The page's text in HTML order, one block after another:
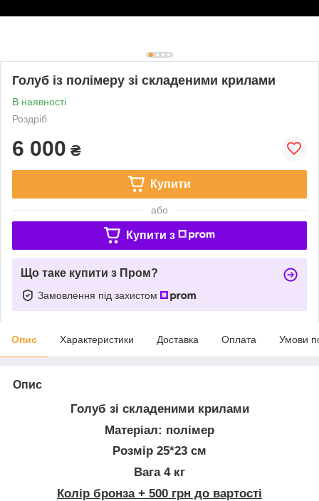
Голуб із полімеру зі складеними крилами
В наявності
Роздріб
6 000 ₴
Купити
або
Купити з
Що таке купити з Пром?
Замовлення під захистом
Опис Характеристики Доставка Оплата Умови
Опис
Голуб зі складеними крилами
Матеріал: полімер
Розмір 25*23 см
Вага 4 кг
Колір бронза + 500 грн до вартості